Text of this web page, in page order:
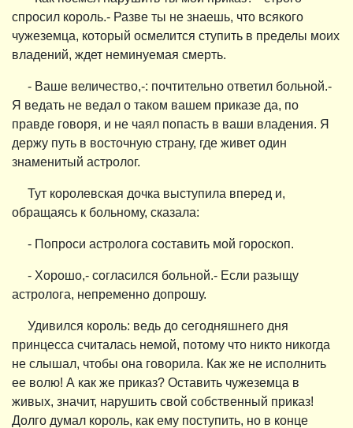
спросил король.- Разве ты не знаешь, что всякого
чужеземца, который осмелится ступить в пределы моих
владений, ждет неминуемая смерть.
- Ваше величество,-: почтительно ответил больной.-
Я ведать не ведал о таком вашем приказе да, по
правде говоря, и не чаял попасть в ваши владения. Я
держу путь в восточную страну, где живет один
знаменитый астролог.
Тут королевская дочка выступила вперед и,
обращаясь к больному, сказала:
- Попроси астролога составить мой гороскоп.
- Хорошо,- согласился больной.- Если разыщу
астролога, непременно допрошу.
Удивился король: ведь до сегодняшнего дня
принцесса считалась немой, потому что никто никогда
не слышал, чтобы она говорила. Как же не исполнить
ее волю! А как же приказ? Оставить чужеземца в
живых, значит, нарушить свой собственный приказ!
Долго думал король, как ему поступить, но в конце